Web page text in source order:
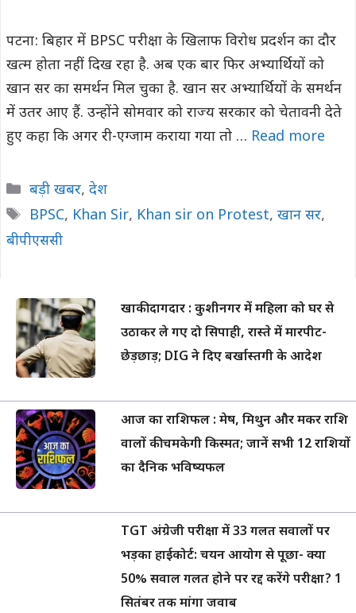
पटना: बिहार में BPSC परीक्षा के खिलाफ विरोध प्रदर्शन का दौर
खत्म होता नहीं दिख रहा है. अब एक बार फिर अभ्यार्थियों को
खान सर का समर्थन मिल चुका है. खान सर अभ्यार्थियों के समर्थन
में उतर आए हैं. उन्होंने सोमवार को राज्य सरकार को चेतावनी देते
हुए कहा कि अगर री-एग्जाम कराया गया तो … Read more
Categories
बड़ी खबर, देश
Tags
BPSC, Khan Sir, Khan sir on Protest, खान सर,
बीपीएससी
खाकी दागदार : कुशीनगर में महिला को घर से
उठाकर ले गए दो सिपाही, रास्ते में मारपीट-
छेड़छाड़; DIG ने दिए बर्खास्तगी के आदेश
आज का राशिफल : मेष, मिथुन और मकर राशि
वालों की चमकेगी किस्मत; जानें सभी 12 राशियों
का दैनिक भविष्यफल
TGT अंग्रेजी परीक्षा में 33 गलत सवालों पर
भड़का हाईकोर्ट: चयन आयोग से पूछा- क्या
50% सवाल गलत होने पर रद्द करेंगे परीक्षा? 1
सितंबर तक मांगा जवाब